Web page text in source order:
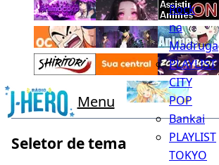
Menu
Rock
na
Madruga
PLAYLIST
CITY
POP
Bankai
PLAYLIST
TOKYO
Seletor de tema